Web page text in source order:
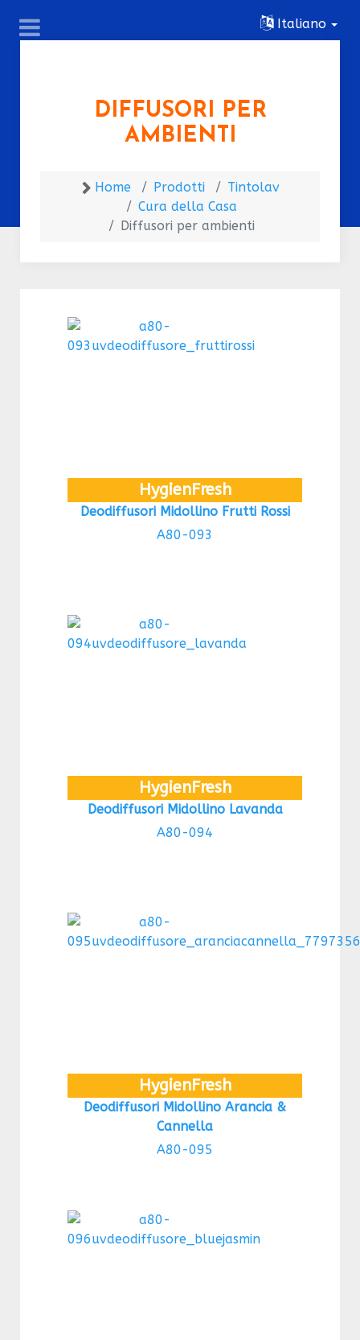
Italiano
DIFFUSORI PER
AMBIENTI
Home Prodotti
Tintolav
Cura della Casa
Diffusori per ambienti
HygienFresh
Deodiffusori Midollino Frutti Rossi
A80-093
HygienFresh
Deodiffusori Midollino Lavanda
A80-094
HygienFresh
Deodiffusori Midollino Arancia &
Cannella
A80-095